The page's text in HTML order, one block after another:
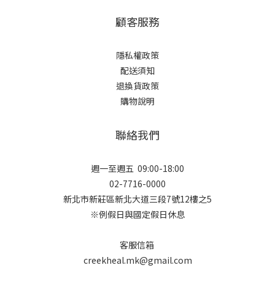
顧客服務
隱私權政策
配送須知
退換貨政策
購物說明
聯絡我們
週一至週五 09:00-18:00
02-7716-0000
新北市新莊區新北大道三段7號12樓之5
※例假日與國定假日休息
客服信箱
creekheal.mk@gmail.com